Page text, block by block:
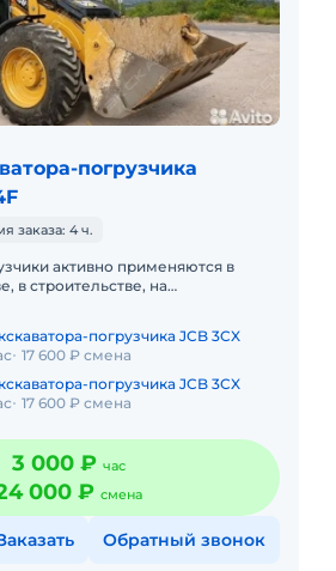
погрузчика
заказа: 4 ч.
активно применяются в
в строительстве, на
Техн
погрузчика JCB 3CX
17 600 ₽ смена
погрузчика JCB 3CX
17 600 ₽ смена
3 000 ₽ час
000 ₽ смена
Обратный звонок